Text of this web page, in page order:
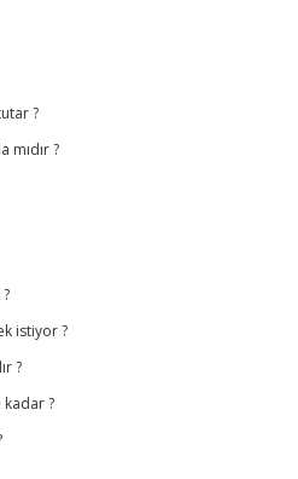
?
mıdır ?
istiyor ?
?
kadar ?